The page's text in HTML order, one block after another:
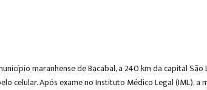
maranhense de Bacabal, a 240 km da capital São
celular. Após exame no Instituto Médico Legal (IML),